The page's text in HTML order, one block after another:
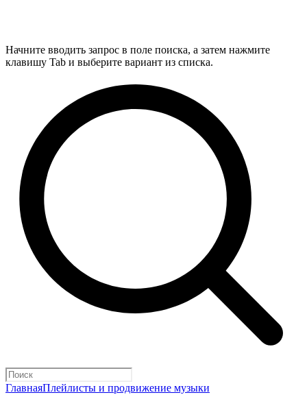
Начните вводить запрос в поле поиска, а затем нажмите
клавишу Tab и выберите вариант из списка.
ГлавнаяПлейлисты и продвижение музыки